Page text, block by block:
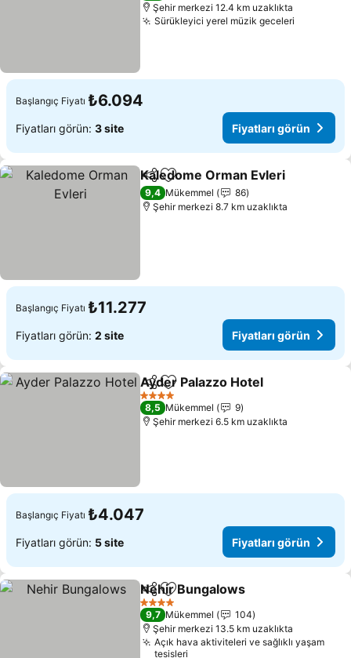
Şehir merkezi 12.4 km uzaklıkta
Sürükleyici yerel müzik geceleri
Başlangıç Fiyatı ₺6.094
Fiyatları görün: 3 site Fiyatları görün
PaylaşFavorilerime ekle
Kaledome Orman Evleri
9,4 Mükemmel
86
Şehir merkezi 8.7 km uzaklıkta
Başlangıç Fiyatı ₺11.277
Fiyatları görün: 2 site Fiyatları görün
PaylaşFavorilerime ekle
Ayder Palazzo Hotel
4 Yıldız
8,5 Mükemmel
9
Şehir merkezi 6.5 km uzaklıkta
Başlangıç Fiyatı ₺4.047
Fiyatları görün: 5 site Fiyatları görün
PaylaşFavorilerime ekle
Nehir Bungalows
4 Yıldız
9,7 Mükemmel
104
Şehir merkezi 13.5 km uzaklıkta
Açık hava aktiviteleri ve sağlıklı yaşam
tesisleri